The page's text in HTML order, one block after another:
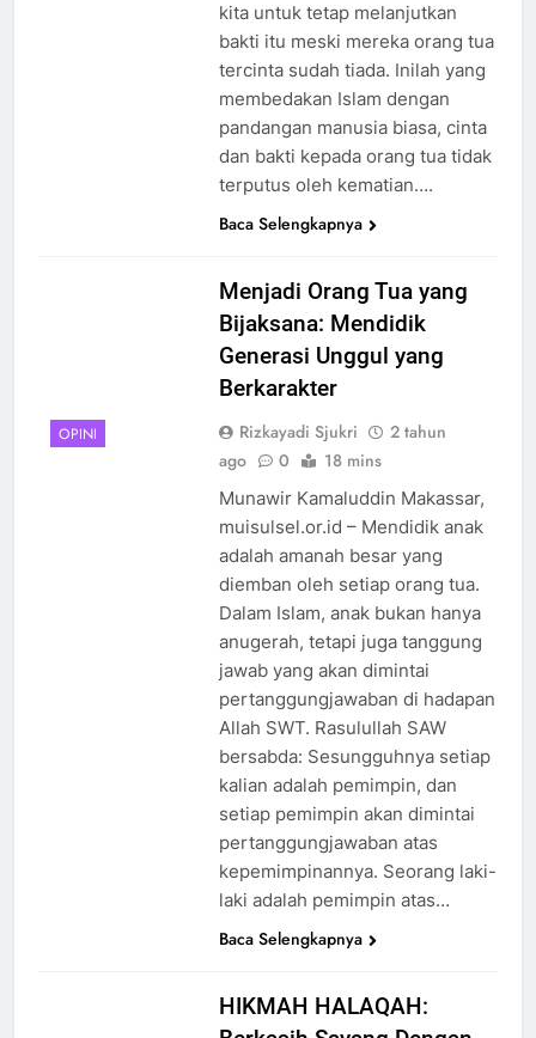
kita untuk tetap melanjutkan
bakti itu meski mereka orang tua
tercinta sudah tiada. Inilah yang
membedakan Islam dengan
pandangan manusia biasa, cinta
dan bakti kepada orang tua tidak
terputus oleh kematian….
Baca Selengkapnya
OPINI
Menjadi Orang Tua yang
Bijaksana: Mendidik
Generasi Unggul yang
Berkarakter
Rizkayadi Sjukri
2 tahun
ago
0 18 mins
Munawir Kamaluddin Makassar,
muisulsel.or.id – Mendidik anak
adalah amanah besar yang
diemban oleh setiap orang tua.
Dalam Islam, anak bukan hanya
anugerah, tetapi juga tanggung
jawab yang akan dimintai
pertanggungjawaban di hadapan
Allah SWT. Rasulullah SAW
bersabda: Sesungguhnya setiap
kalian adalah pemimpin, dan
setiap pemimpin akan dimintai
pertanggungjawaban atas
kepemimpinannya. Seorang laki-
laki adalah pemimpin atas…
Baca Selengkapnya
HIKMAH HALAQAH: